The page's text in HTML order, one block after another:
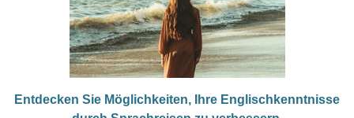
Entdecken Sie Möglichkeiten, Ihre Englischkenntnisse